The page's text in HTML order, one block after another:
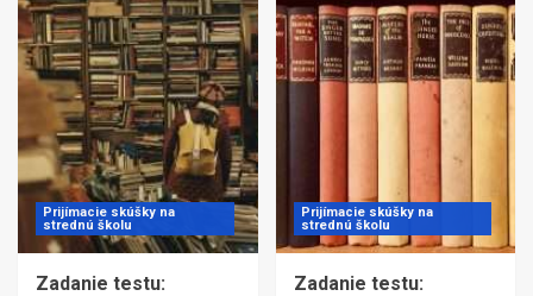
Prijímacie skúšky na
strednú školu
Zadanie testu:
Prijímacie skúšky na
strednú školu
Zadanie testu: